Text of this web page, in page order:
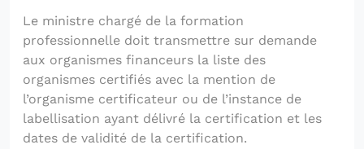
Le ministre chargé de la formation
professionnelle doit transmettre sur demande
aux organismes financeurs la liste des
organismes certifiés avec la mention de
l’organisme certificateur ou de l’instance de
labellisation ayant délivré la certification et les
dates de validité de la certification.